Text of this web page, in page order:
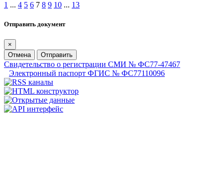
1 ... 4 5 6 7 8 9 10 ... 13
Отправить документ
×
Отмена
Отправить
Свидетельство о регистрации СМИ № ФС77-47467
Электронный паспорт ФГИС № ФС77110096